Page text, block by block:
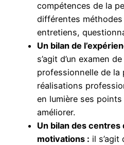
compétences de la
différentes méthodes
entretiens,
Un bilan de
s’agit d’un examen
professionnelle de la
réalisations
en lumière ses
améliorer.
Un bilan des centres
motivations : il s’agit